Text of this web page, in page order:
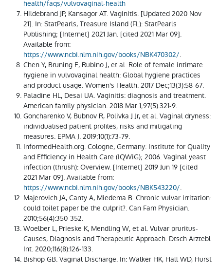
health/faqs/vulvovaginal-health
Hildebrand JP, Kansagor AT. Vaginitis. [Updated 2020 Nov
21]. In: StatPearls, Treasure Island (FL): StatPearls
Publishing; [Internet] 2021 Jan. [cited 2021 Mar 09].
Available from:
https://www.ncbi.nlm.nih.gov/books/NBK470302/.
Chen Y, Bruning E, Rubino J, et al. Role of female intimate
hygiene in vulvovaginal health: Global hygiene practices
and product usage. Women's Health. 2017 Dec;13(3):58-67.
Paladine HL, Desai UA. Vaginitis: diagnosis and treatment.
American family physician. 2018 Mar 1;97(5):321-9.
Goncharenko V, Bubnov R, Polivka J Jr, et al. Vaginal dryness:
individualised patient profiles, risks and mitigating
measures. EPMA J. 2019;10(1):73-79.
InformedHealth.org. Cologne, Germany: Institute for Quality
and Efficiency in Health Care (IQWiG); 2006. Vaginal yeast
infection (thrush): Overview. [Internet] 2019 Jun 19 [cited
2021 Mar 09]. Available from:
https://www.ncbi.nlm.nih.gov/books/NBK543220/.
Majerovich JA, Canty A, Miedema B. Chronic vulvar irritation:
could toilet paper be the culprit?. Can Fam Physician.
2010;56(4):350-352.
Woelber L, Prieske K, Mendling W, et al. Vulvar pruritus-
Causes, Diagnosis and Therapeutic Approach. Dtsch Arztebl
Int. 2020;116(8):126-133.
Bishop GB. Vaginal Discharge. In: Walker HK, Hall WD, Hurst